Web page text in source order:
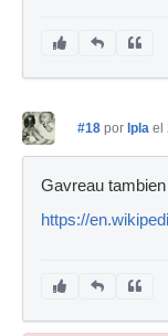
#18 por lpla el
Gavreau
https://